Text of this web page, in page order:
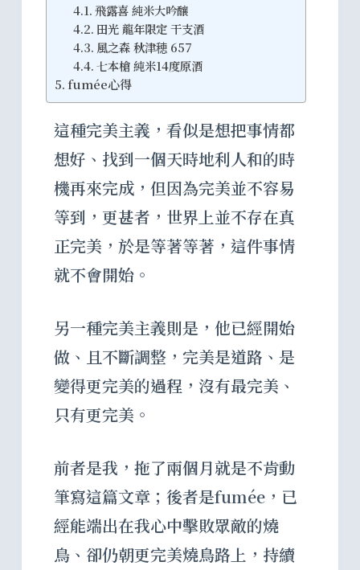
飛露喜 純米大吟釀
田光 龍年限定 干支酒
風之森 秋津穂 657
七本槍 純米14度原酒
fumée心得
這種完美主義，看似是想把事情都
想好、找到一個天時地利人和的時
機再來完成，但因為完美並不容易
等到，更甚者，世界上並不存在真
正完美，於是等著等著，這件事情
就不會開始。
另一種完美主義則是，他已經開始
做、且不斷調整，完美是道路、是
變得更完美的過程，沒有最完美、
只有更完美。
前者是我，拖了兩個月就是不肯動
筆寫這篇文章；後者是fumée，已
經能端出在我心中擊敗眾敵的燒
鳥、卻仍朝更完美燒鳥路上，持續